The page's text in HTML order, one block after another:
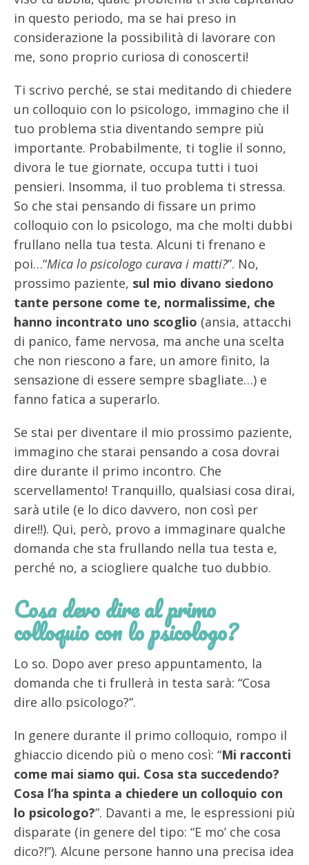
in questo periodo, ma se hai preso in
considerazione la possibilità di lavorare con
me, sono proprio curiosa di conoscerti!
Ti scrivo perché, se stai meditando di chiedere
un colloquio con lo psicologo, immagino che il
tuo problema stia diventando sempre più
importante. Probabilmente, ti toglie il sonno,
divora le tue giornate, occupa tutti i tuoi
pensieri. Insomma, il tuo problema ti stressa.
So che stai pensando di fissare un primo
colloquio con lo psicologo, ma che molti dubbi
frullano nella tua testa. Alcuni ti frenano e
poi…“Mica lo psicologo curava i matti?”. No,
prossimo paziente, sul mio divano siedono
tante persone come te, normalissime, che
hanno incontrato uno scoglio (ansia, attacchi
di panico, fame nervosa, ma anche una scelta
che non riescono a fare, un amore finito, la
sensazione di essere sempre sbagliate…) e
fanno fatica a superarlo.
Se stai per diventare il mio prossimo paziente,
immagino che starai pensando a cosa dovrai
dire durante il primo incontro. Che
scervellamento! Tranquillo, qualsiasi cosa dirai,
sarà utile (e lo dico davvero, non così per
dire!!). Qui, però, provo a immaginare qualche
domanda che sta frullando nella tua testa e,
perché no, a sciogliere qualche tuo dubbio.
Cosa devo dire al primo
colloquio con lo psicologo?
Lo so. Dopo aver preso appuntamento, la
domanda che ti frullerà in testa sarà: “Cosa
dire allo psicologo?”.
In genere durante il primo colloquio, rompo il
ghiaccio dicendo più o meno così: “Mi racconti
come mai siamo qui. Cosa sta succedendo?
Cosa l’ha spinta a chiedere un colloquio con
lo psicologo?”. Davanti a me, le espressioni più
disparate (in genere del tipo: “E mo’ che cosa
dico?!”). Alcune persone hanno una precisa idea